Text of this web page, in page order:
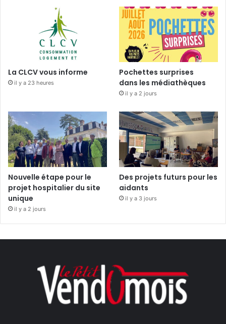
La CLCV vous informe
il y a 23 heures
Pochettes surprises
dans les médiathèques
il y a 2 jours
Nouvelle étape pour le
projet hospitalier du site
unique
il y a 2 jours
Des projets futurs pour les
aidants
il y a 3 jours